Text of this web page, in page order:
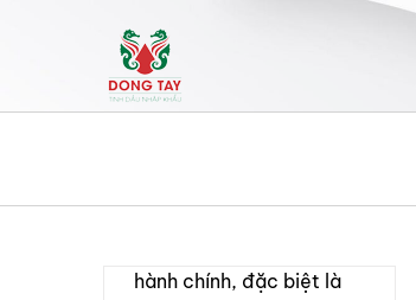
Công ty TNHH XNK tinh
dầu Đông Tây (Dong Tay
Aroma Oil Company) là
hành chính, đặc biệt là